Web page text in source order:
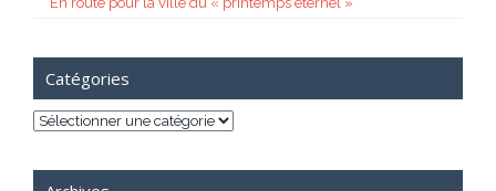
Catégories
Catégories